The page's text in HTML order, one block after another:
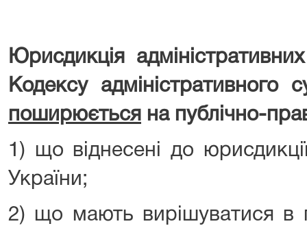
Юрисдикція
Кодексу адміністративного
поширюється
на публічно-
1) що віднесені до
України;
2) що мають вирішуватися в